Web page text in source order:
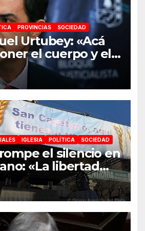
PROVINCIAS SOCIEDAD
Urtubey: «Acá
el cuerpo y el
tiene que
de un
IGLESIA POLÍTICA SOCIEDAD
el silencio en
«La libertad
no puede ser